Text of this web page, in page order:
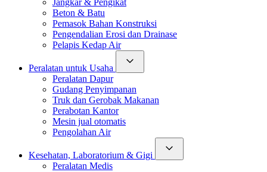
Beton & Batu
Pemasok Bahan Konstruksi
Pengendalian Erosi dan Drainase
Pelapis Kedap Air
Peralatan untuk Usaha
Peralatan Dapur
Gudang Penyimpanan
Truk dan Gerobak Makanan
Perabotan Kantor
Mesin jual otomatis
Pengolahan Air
Kesehatan, Laboratorium & Gigi
Peralatan Medis